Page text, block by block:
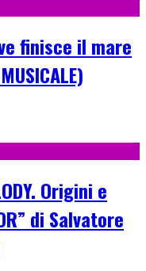
finisce il mare
Origini e
di Salvatore